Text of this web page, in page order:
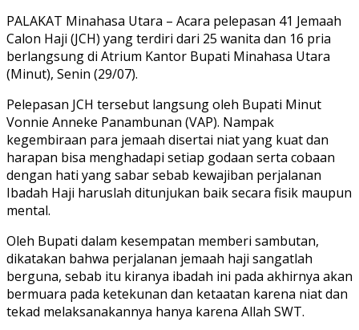
PALAKAT Minahasa Utara – Acara pelepasan 41 Jemaah
Calon Haji (JCH) yang terdiri dari 25 wanita dan 16 pria
berlangsung di Atrium Kantor Bupati Minahasa Utara
(Minut), Senin (29/07).
Pelepasan JCH tersebut langsung oleh Bupati Minut
Vonnie Anneke Panambunan (VAP). Nampak
kegembiraan para jemaah disertai niat yang kuat dan
harapan bisa menghadapi setiap godaan serta cobaan
dengan hati yang sabar sebab kewajiban perjalanan
Ibadah Haji haruslah ditunjukan baik secara fisik maupun
mental.
Oleh Bupati dalam kesempatan memberi sambutan,
dikatakan bahwa perjalanan jemaah haji sangatlah
berguna, sebab itu kiranya ibadah ini pada akhirnya akan
bermuara pada ketekunan dan ketaatan karena niat dan
tekad melaksanakannya hanya karena Allah SWT.